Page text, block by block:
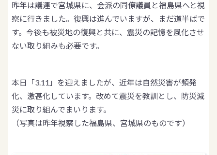
昨年は議連で宮城県に、会派の同僚議員と福島県へと視
察に行きました。復興は進んでいますが、まだ道半ばで
す。今後も被災地の復興と共に、震災の記憶を風化させ
ない取り組みも必要です。
本日「3.11」を迎えましたが、近年は自然災害が頻発
化、激甚化しています。改めて震災を教訓とし、防災減
災に取り組んでまいります。
（写真は昨年視察した福島県、宮城県のものです）